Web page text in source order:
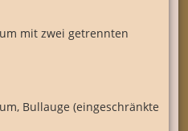
mit zwei getrennten
Bullauge (eingeschränkte